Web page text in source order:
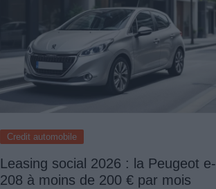
Credit automobile
Leasing social 2026 : la Peugeot e-
208 à moins de 200 € par mois